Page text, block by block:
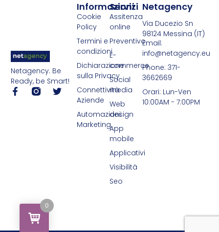
Netagency. Be
Ready, be Smart!
Servizi
Assitenza
online
Preventivo
E-
commerce
Social
media
Web
design
App
mobile
Applicativi
Visibilità
Seo
Informazioni
Cookie
Policy
Termini e
condizioni
Dichiarazione
sulla Privacy
Connettività
Aziende
Automazioni
Marketing
Netagency
Via Ducezio Sn
98124 Messina (IT)
Email:
info@netagency.eu
Phone: 371-
3662669
Orari: Lun-Ven
10:00AM - 7:00PM
0